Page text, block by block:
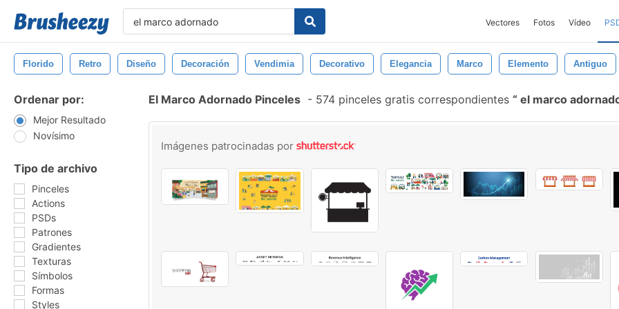
Vectores Fotos Vídeo
Florido Retro Diseño Decoración Vendimia Decorativo Elegancia Marco Elemento Antiguo
Ordenar por:
Mejor Resultado
Novísimo
Tipo de archivo
Pinceles
Actions
PSDs
Patrones
Gradientes
Texturas
Símbolos
Formas
Styles
El Marco Adornado Pinceles - 574 pinceles gratis correspondientes el marco
Imágenes patrocinadas por